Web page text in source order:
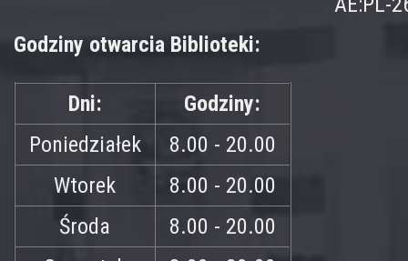
Godziny otwarcia Biblioteki:
Dni:
Godziny:
Poniedziałek
8.00 - 20.00
Wtorek
8.00 - 20.00
Środa
8.00 - 20.00